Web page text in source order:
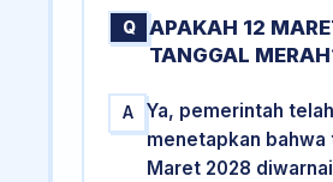
Q
APAKAH 12
TANGGAL
A
Ya, pemerintah telah
menetapkan bahwa
Maret 2028